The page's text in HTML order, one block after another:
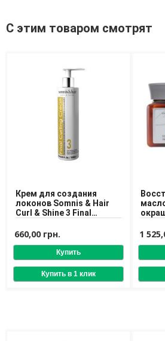
Уход для ног
Мужчинам
Для бороды и усов
Наборы косметики для мужчин
Средства для бритья
Уход для лица
Уход для тела
Уход за мужскими волосами
О Магазине
Контакты
Отзывы
Доставка
С этим товаром смотрят
Крем для создания
локонов Somnis & Hair
Curl & Shine 3 Final
660,00 грн.
Pure
1